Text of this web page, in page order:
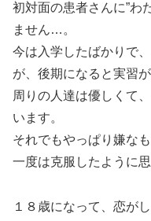
初対面の患者さんに”わ
ません…。
今は入学したばかりで
が、後期になると実習が
周りの人達は優しくて
います。
それでもやっぱり嫌な
一度は克服したように
１８歳になって、恋が